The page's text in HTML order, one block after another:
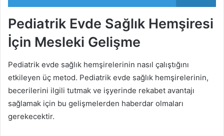
Pediatrik Evde Sağlık Hemşiresi
İçin Mesleki Gelişme
Pediatrik evde sağlık hemşirelerinin nasıl çalıştığını
etkileyen üç metod. Pediatrik evde sağlık hemşirelerinin,
becerilerini ilgili tutmak ve işyerinde rekabet avantajı
sağlamak için bu gelişmelerden haberdar olmaları
gerekecektir.